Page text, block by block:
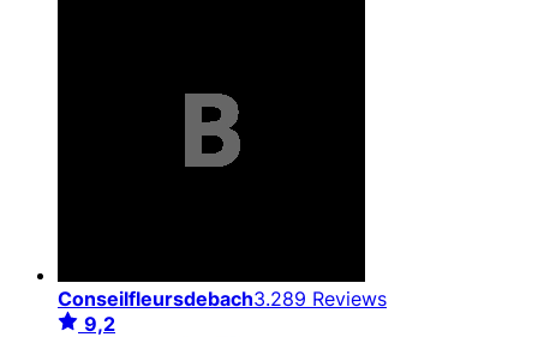
Conseilfleursdebach3.289 Reviews
9,2